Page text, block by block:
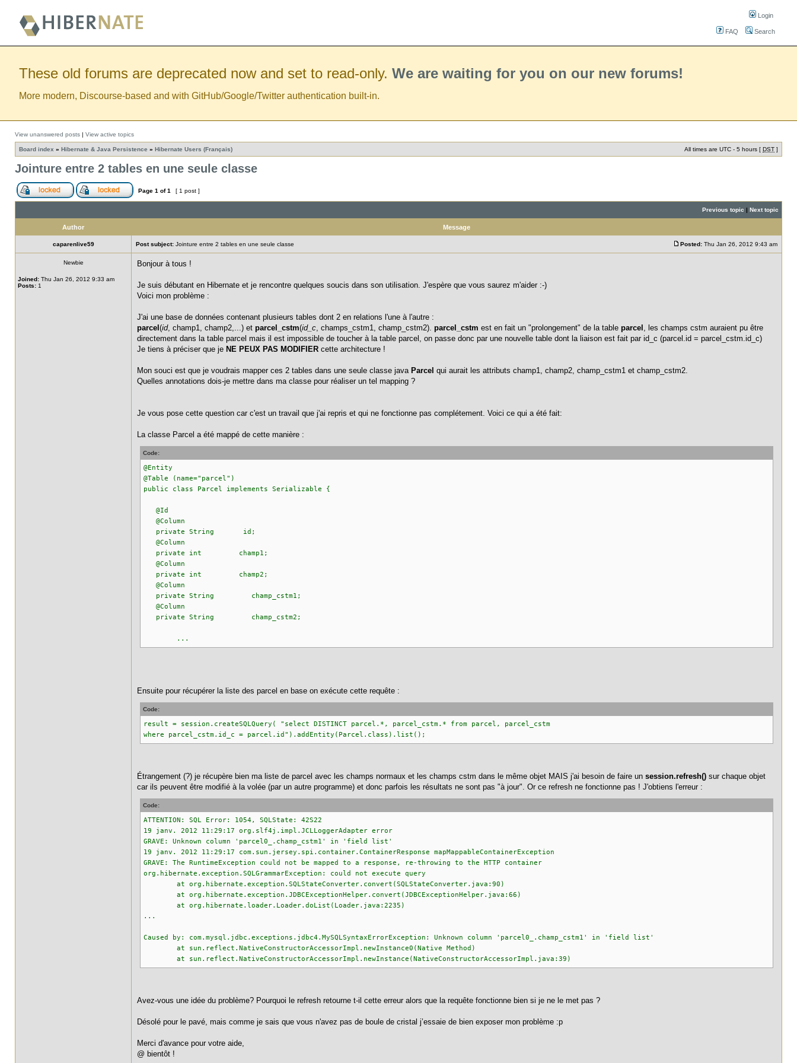
Login
FAQ Search
These old forums are deprecated now and set to read-only. We are waiting for you on our new forums!
More modern, Discourse-based and with GitHub/Google/Twitter authentication built-in.
View unanswered posts | View active topics
Board index » Hibernate & Java Persistence » Hibernate Users (Français) All times are UTC - 5 hours [ DST ]
Jointure entre 2 tables en une seule classe
Page 1 of1 [ 1 post ]
Previous topic | Next topic
Author Message
caparenlive59 Post subject: Jointure entre 2 tables en une seule classe Posted: Thu Jan 26, 2012 9:43 am
Newbie
Joined: Thu Jan 26, 2012 9:33 am
Posts: 1
Bonjour à tous !
Je suis débutant en Hibernate et je rencontre quelques soucis dans son utilisation. J'espère que vous saurez m'aider :-)
Voici mon problème :
J'ai une base de données contenant plusieurs tables dont 2 en relations l'une à l'autre :
parcel (id, champ1, champ2,...) et parcel_cstm(id_c, champs_cstm1, champ_cstm2). parcel_cstm est en fait un "prolongement" de la table parcel , les champs cstm auraient pu être
directement dans la table parcel mais il est impossible de toucher à la table parcel, on passe donc par une nouvelle table dont la liaison est fait par id_c (parcel.id = parcel_cstm.id_c)
Je tiens à préciser que je NE PEUX PAS MODIFIER cette architecture !
Mon souci est que je voudrais mapper ces 2 tables dans une seule classe java Parcel qui aurait les attributs champ1, champ2, champ_cstm1 et champ_cstm2.
Quelles annotations dois-je mettre dans ma classe pour réaliser un tel mapping ?
Je vous pose cette question car c'est un travail que j'ai repris et qui ne fonctionne pas complétement. Voici ce qui a été fait:
La classe Parcel a été mappé de cette manière :
Code:
@Entity
@Table (name="parcel")
public class Parcel implements Serializable {
@Id
@Column
private String id;
@Column
private int champ1;
@Column
private int champ2;
@Column
private String champ_cstm1;
@Column
private String champ_cstm2;
...
Ensuite pour récupérer la liste des parcel en base on exécute cette requête :
Code:
result = session.createSQLQuery( "select DISTINCT parcel.*, parcel_cstm.* from parcel, parcel_cstm
where parcel_cstm.id_c = parcel.id").addEntity(Parcel.class).list();
Étrangement (?) je récupère bien ma liste de parcel avec les champs normaux et les champs cstm dans le même objet MAIS j'ai besoin de faire un session.refresh() sur chaque objet
car ils peuvent être modifié à la volée (par un autre programme) et donc parfois les résultats ne sont pas "à jour". Or ce refresh ne fonctionne pas ! J'obtiens l'erreur :
Code:
ATTENTION: SQL Error: 1054, SQLState: 42S22
19 janv. 2012 11:29:17 org.slf4j.impl.JCLLoggerAdapter error
GRAVE: Unknown column 'parcel0_.champ_cstm1' in 'field list'
19 janv. 2012 11:29:17 com.sun.jersey.spi.container.ContainerResponse mapMappableContainerException
GRAVE: The RuntimeException could not be mapped to a response, re-throwing to the HTTP container
org.hibernate.exception.SQLGrammarException: could not execute query
at org.hibernate.exception.SQLStateConverter.convert(SQLStateConverter.java:90)
at org.hibernate.exception.JDBCExceptionHelper.convert(JDBCExceptionHelper.java:66)
at org.hibernate.loader.Loader.doList(Loader.java:2235)
...
Caused by: com.mysql.jdbc.exceptions.jdbc4.MySQLSyntaxErrorException: Unknown column 'parcel0_.champ_cstm1' in 'field list'
at sun.reflect.NativeConstructorAccessorImpl.newInstance0(Native Method)
at sun.reflect.NativeConstructorAccessorImpl.newInstance(NativeConstructorAccessorImpl.java:39)
Avez-vous une idée du problème? Pourquoi le refresh retourne t-il cette erreur alors que la requête fonctionne bien si je ne le met pas ?
Désolé pour le pavé, mais comme je sais que vous n'avez pas de boule de cristal j’essaie de bien exposer mon problème :p
Merci d'avance pour votre aide,
@ bientôt !